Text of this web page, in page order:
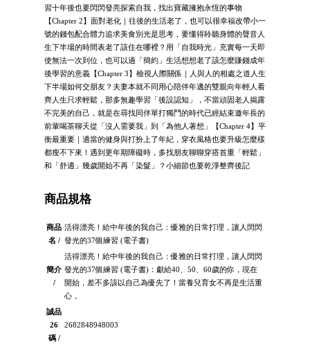
習十年後也要閃閃發亮探索自我，找出寶藏擁抱永恆的事物
【Chapter 2】面對老化｜往後的生活老了，也可以很幸福改帶小一
號的錢包配合體力追求美食別光是思考，要懂得聆聽身體的聲音人
生下半場的時間表老了該住在哪裡？用「自我時光」充實每一天即
使無法一次到位，也可以過「簡約」生活想想老了該怎麼賺錢成年
後學習的意義【Chapter 3】檢視人際關係｜人與人的相處之道人生
下半場如何交朋友？夫妻本就不同用心陪伴年邁的雙親向年輕人看
齊人生只求輕鬆，那多無趣學習「後設認知」，不當頑固老人揭露
不完美的自己，就是在尋找同伴單打獨鬥的時代已經結束邀年長的
前輩喝茶聊天從「沒人需要我」到「為他人著想」【Chapter 4】平
衡最重要｜適當的健身與打扮上了年紀，穿衣風格也要升級怎麼樣
都瘦不下來！遇到更年期障礙時，多找朋友聊聊穿搭首重「輕鬆」
和「舒適」幾歲開始不再「染髮」？小細節也要乾淨整齊後記
商品規格
商品
名 /
活得漂亮！給中年後的我自己：優雅的日常打理，讓人閃閃
發光的37個練習 (電子書)
簡介
/
活得漂亮！給中年後的我自己：優雅的日常打理，讓人閃閃
發光的37個練習 (電子書)：獻給40、50、60歲的你，現在
開始，差不多該以自己為優先了！當養兒育女不再是生活重
心，
誠品
26
碼 /
2682848948003